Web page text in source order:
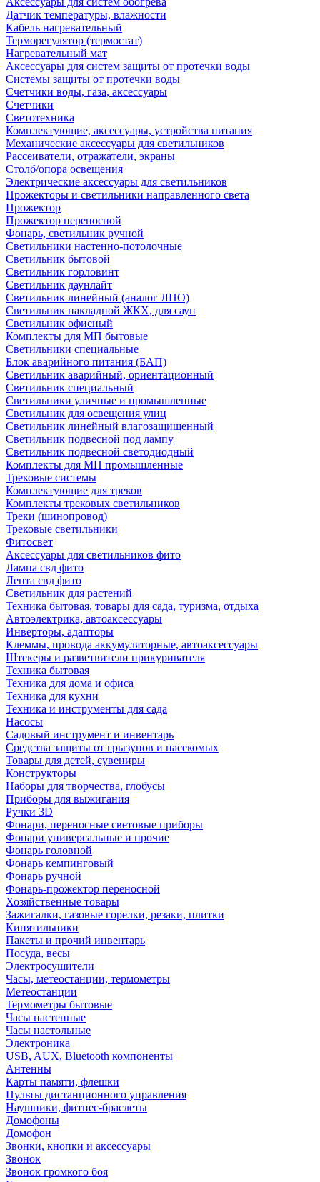
Датчик температуры, влажности
Кабель нагревательный
Терморегулятор (термостат)
Нагревательный мат
Аксессуары для систем защиты от протечки воды
Системы защиты от протечки воды
Счетчики воды, газа, аксессуары
Счетчики
Светотехника
Комплектующие, аксессуары, устройства питания
Механические аксессуары для светильников
Рассеиватели, отражатели, экраны
Столб/опора освещения
Электрические аксессуары для светильников
Прожекторы и светильники направленного света
Прожектор
Прожектор переносной
Фонарь, светильник ручной
Светильники настенно-потолочные
Светильник бытовой
Светильник горловинт
Светильник даунлайт
Светильник линейный (аналог ЛПО)
Светильник накладной ЖКХ, для саун
Светильник офисный
Комплекты для МП бытовые
Светильники специальные
Блок аварийного питания (БАП)
Светильник аварийный, ориентационный
Светильник специальный
Светильники уличные и промышленные
Светильник для освещения улиц
Светильник линейный влагозащищенный
Светильник подвесной под лампу
Светильник подвесной светодиодный
Комплекты для МП промышленные
Трековые системы
Комплектующие для треков
Комплекты трековых светильников
Треки (шинопровод)
Трековые светильники
Фитосвет
Аксессуары для светильников фито
Лампа свд фито
Лента свд фито
Светильник для растений
Техника бытовая, товары для сада, туризма, отдыха
Автоэлектрика, автоаксессуары
Инверторы, адапторы
Клеммы, провода аккумуляторные, автоаксессуары
Штекеры и разветвители прикуривателя
Техника бытовая
Техника для дома и офиса
Техника для кухни
Техника и инструменты для сада
Насосы
Садовый инструмент и инвентарь
Средства защиты от грызунов и насекомых
Товары для детей, сувениры
Конструкторы
Наборы для творчества, глобусы
Приборы для выжигания
Ручки 3D
Фонари, переносные световые приборы
Фонари универсальные и прочие
Фонарь головной
Фонарь кемпинговый
Фонарь ручной
Фонарь-прожектор переносной
Хозяйственные товары
Зажигалки, газовые горелки, резаки, плитки
Кипятильники
Пакеты и прочий инвентарь
Посуда, весы
Электросушители
Часы, метеостанции, термометры
Метеостанции
Термометры бытовые
Часы настенные
Часы настольные
Электроника
USB, AUX, Bluetooth компоненты
Антенны
Карты памяти, флешки
Пульты дистанционного управления
Наушники, фитнес-браслеты
Домофоны
Домофон
Звонки, кнопки и аксессуары
Звонок
Звонок громкого боя